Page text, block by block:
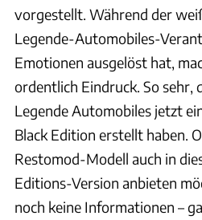
vorgestellt. Während der
Legende-Automobiles-
Emotionen ausgelöst hat,
ordentlich Eindruck. So sehr,
Legende Automobiles jetzt
Black Edition erstellt haben.
Restomod-Modell auch in
Editions-Version anbieten
noch keine Informationen –